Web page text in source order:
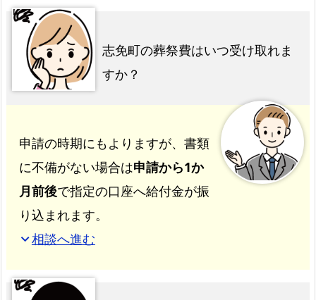
志免町の葬祭費はいつ受け取れま
すか？
申請の時期にもよりますが、書類
に不備がない場合は申請から1か
月前後で指定の口座へ給付金が振
り込まれます。
expand_more相談へ進む